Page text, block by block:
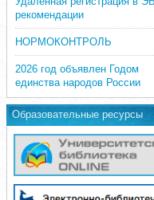
рекомендации
НОРМОКОНТРОЛЬ
2026 год объявлен Годом
единства народов России
Образовательные ресурсы